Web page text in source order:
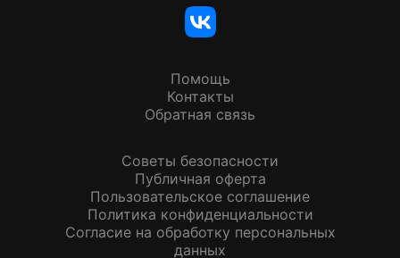
Помощь
Контакты
Обратная связь
Советы безопасности
Публичная оферта
Пользовательское соглашение
Политика конфиденциальности
Согласие на обработку персональных
данных